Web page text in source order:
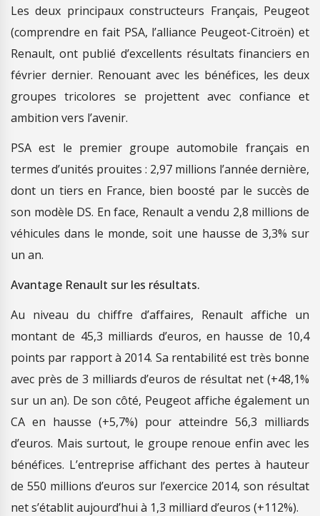
Les deux principaux constructeurs Français, Peugeot
(comprendre en fait PSA, l’alliance Peugeot-Citroën) et
Renault, ont publié d’excellents résultats financiers en
février dernier. Renouant avec les bénéfices, les deux
groupes tricolores se projettent avec confiance et
ambition vers l’avenir.
PSA est le premier groupe automobile français en
termes d’unités prouites : 2,97 millions l’année dernière,
dont un tiers en France, bien boosté par le succès de
son modèle DS. En face, Renault a vendu 2,8 millions de
véhicules dans le monde, soit une hausse de 3,3% sur
un an.
Avantage Renault sur les résultats.
Au niveau du chiffre d’affaires, Renault affiche un
montant de 45,3 milliards d’euros, en hausse de 10,4
points par rapport à 2014. Sa rentabilité est très bonne
avec près de 3 milliards d’euros de résultat net (+48,1%
sur un an). De son côté, Peugeot affiche également un
CA en hausse (+5,7%) pour atteindre 56,3 milliards
d’euros. Mais surtout, le groupe renoue enfin avec les
bénéfices. L’entreprise affichant des pertes à hauteur
de 550 millions d’euros sur l’exercice 2014, son résultat
net s’établit aujourd’hui à 1,3 milliard d’euros (+112%).